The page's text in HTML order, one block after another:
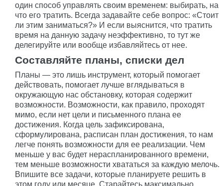
один способ управлять своим временем: выбирать, на
что его тратить. Всегда задавайте себе вопрос: «Стоит
ли этим заниматься?» И если выяснится, что тратить
время на данную задачу неэффективно, то тут же
делегируйте или вообще избавляйтесь от нее.
Составляйте планы, списки дел
Планы — это лишь инструмент, который помогает
действовать, помогает лучше вглядываться в
окружающую нас обстановку, которая содержит
возможности. Возможности, как правило, проходят
мимо, если нет цели и письменного плана ее
достижения. Когда цель зафиксирована,
сформулирована, расписан план достижения, то нам
легче понять возможности для ее реализации. Чем
меньше у вас будет нераспланированного времени,
тем меньше возможности хвататься за каждую мелочь.
Впишите все задачи, которые планируете решить в
этом году или месяце. Старайтесь максимально